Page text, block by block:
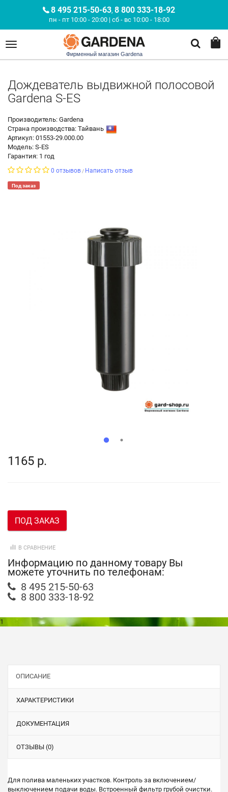
8 495 215-50-63, 8 800 333-18-92
пн - пт 10:00 - 20:00 | сб - вс 10:00 - 18:00
Фирменный магазин Gardena
Дождеватель выдвижной полосовой
Gardena S-ES
Производитель: Gardena
Страна производства: Тайвань
Артикул: 01553-29.000.00
Модель: S-ES
Гарантия: 1 год
0 отзывов / Написать отзыв
Под заказ
1165 р.
ПОД ЗАКАЗ
В СРАВНЕНИЕ
Информацию по данному товару Вы
можете уточнить по телефонам:
8 495 215-50-63
8 800 333-18-92
1
ОПИСАНИЕ
ХАРАКТЕРИСТИКИ
ДОКУМЕНТАЦИЯ
ОТЗЫВЫ (0)
Для полива маленьких участков. Контроль за включением/
выключением подачи воды. Встроенный фильтр грубой очистки.